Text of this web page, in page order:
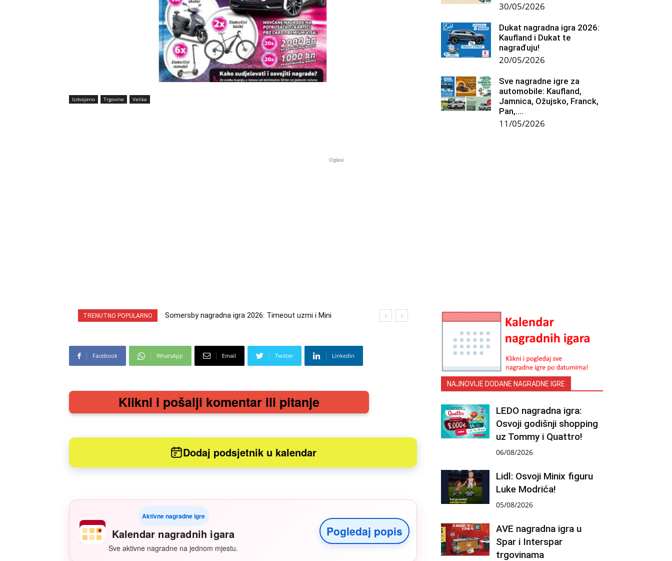
Izdvojeno Trgovine Velike
30/05/2026
Dukat nagradna igra 2026:
Kaufland i Dukat te
nagrađuju!
20/05/2026
Sve nagradne igre za
automobile: Kaufland,
Jamnica, Ožujsko, Franck,
Pan,….
11/05/2026
Oglasi
TRENUTNO POPULARNO
Somersby nagradna igra 2026: Timeout uzmi i Mini
INA nagradna igra 2026: Kupi bilo što i osvoji putovanje
Facebook WhatsApp Email Twitter Linkedin
Klikni i pošalji komentar ili pitanje
Dodaj podsjetnik u kalendar
Aktivne nagradne igre
Kalendar nagradnih igara
Sve aktivne nagradne na jednom mjestu.
Pogledaj popis
NAJNOVIJE DODANE NAGRADNE IGRE
LEDO nagradna igra:
Osvoji godišnji shopping
uz Tommy i Quattro!
06/08/2026
Lidl: Osvoji Minix figuru
Luke Modrića!
05/08/2026
AVE nagradna igra u
Spar i Interspar
trgovinama